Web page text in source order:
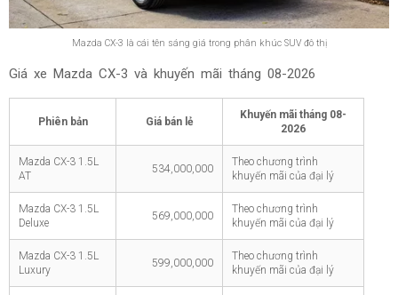
Mazda CX-3 là cái tên sáng giá trong phân khúc SUV đô thị
Giá xe Mazda CX-3 và khuyến mãi tháng 08-2026
Phiên bản Giá bán lẻ
Khuyến mãi tháng 08-
2026
Mazda CX-3 1.5L
AT
534,000,000
Theo chương trình
khuyến mãi của đại lý
Mazda CX-3 1.5L
Deluxe
569,000,000
Theo chương trình
khuyến mãi của đại lý
Mazda CX-3 1.5L
Luxury
599,000,000
Theo chương trình
khuyến mãi của đại lý